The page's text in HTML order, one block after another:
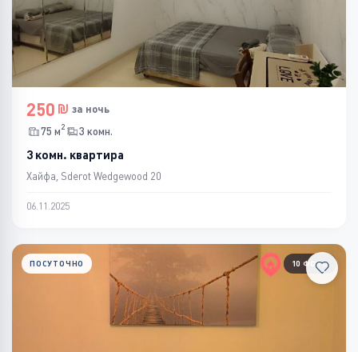
250
за ночь
75 м2 3 комн.
3 комн. квартира
Хайфа, Sderot Wedgewood 20
06.11.2025
10 ФОТО
ПОСУТОЧНО